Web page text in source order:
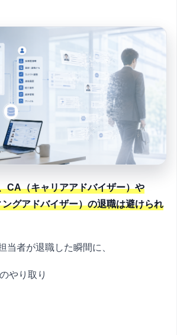
CA（キャリアアドバイザー）や
グアドバイザー）の退職は避けられ
当者が退職した瞬間に、
やり取り